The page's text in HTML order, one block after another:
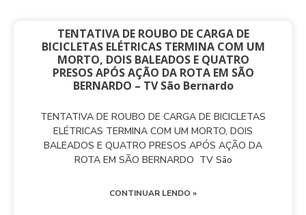
TENTATIVA DE ROUBO DE CARGA DE
BICICLETAS ELÉTRICAS TERMINA COM UM
MORTO, DOIS BALEADOS E QUATRO
PRESOS APÓS AÇÃO DA ROTA EM SÃO
BERNARDO – TV São Bernardo
TENTATIVA DE ROUBO DE CARGA DE BICICLETAS
ELÉTRICAS TERMINA COM UM MORTO, DOIS
BALEADOS E QUATRO PRESOS APÓS AÇÃO DA
ROTA EM SÃO BERNARDO TV São
CONTINUAR LENDO »